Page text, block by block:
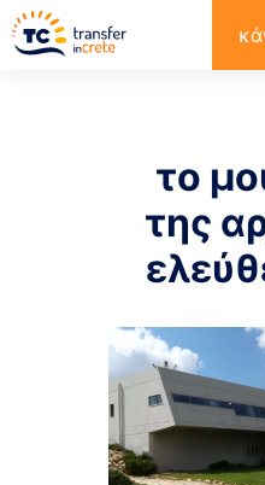
το
της